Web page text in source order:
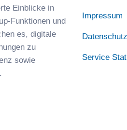
Einblicke in
Funktionen und
es, digitale
zu
sowie
Impressum
Service